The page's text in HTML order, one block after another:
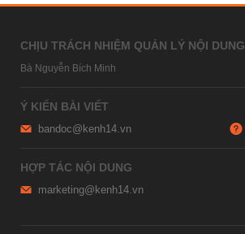
CHỊU TRÁCH NHIỆM QUẢN LÝ NỘI DUNG
Bà Nguyễn Bích Minh
Ý KIẾN BÀI VIẾT
bandoc@kenh14.vn
HỢP TÁC NỘI DUNG
marketing@kenh14.vn